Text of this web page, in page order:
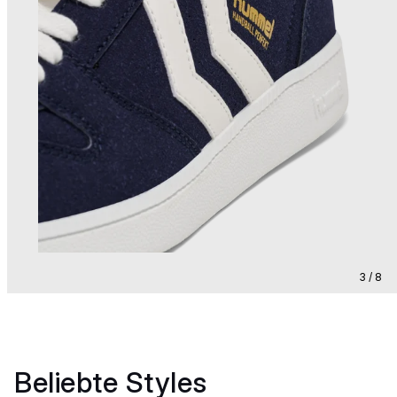
3 / 8
Beliebte Styles